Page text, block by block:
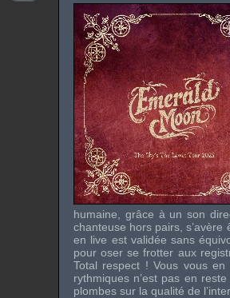
humaine, grâce à un son
chanteuse hors pairs,
en live est validée sans
pour oser se frotter aux
Total respect ! Vous vous
rythmiques n’est pas en
plombes sur la qualité de